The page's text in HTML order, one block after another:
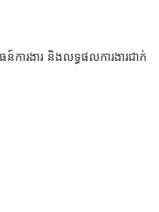
ារងារ និង​លទ្ធផលការងារជាក់